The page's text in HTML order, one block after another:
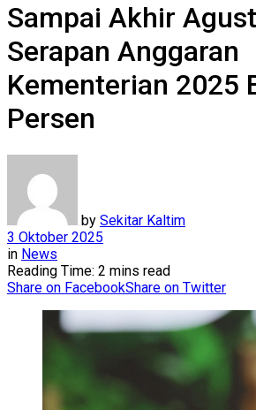
Sampai Akhir
Serapan Anggaran
Kementerian 2025
Persen
by Sekitar Kaltim
3 Oktober 2025
in News
Reading Time: 2 mins read
Share on FacebookShare on Twitter